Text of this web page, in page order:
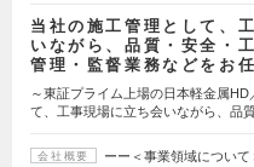
当社の施工管理として、
いながら、品質・安全・
管理・監督業務などをお
～東証プライム上場の日本軽金属
て、工事現場に立ち会いながら、品
会社概要
ーー＜事業領域につい